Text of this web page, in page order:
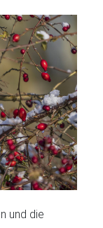
und die